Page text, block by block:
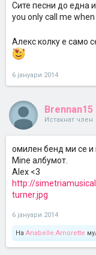
Сите песни до една
you only call me
Алекс колку е само
6 јануари 2014
Brennan15
Истакнат член
омилен бенд ми се и
Mine aлбумoт.
Alex <3
http://
turner.jpg
6 јануари 2014
На Anabelle.Amorette